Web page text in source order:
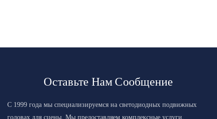
Оставьте Нам Сообщение
С 1999 года мы специализируемся на светодиодных подвижных
головах для сцены. Мы предоставляем комплексные услуги,